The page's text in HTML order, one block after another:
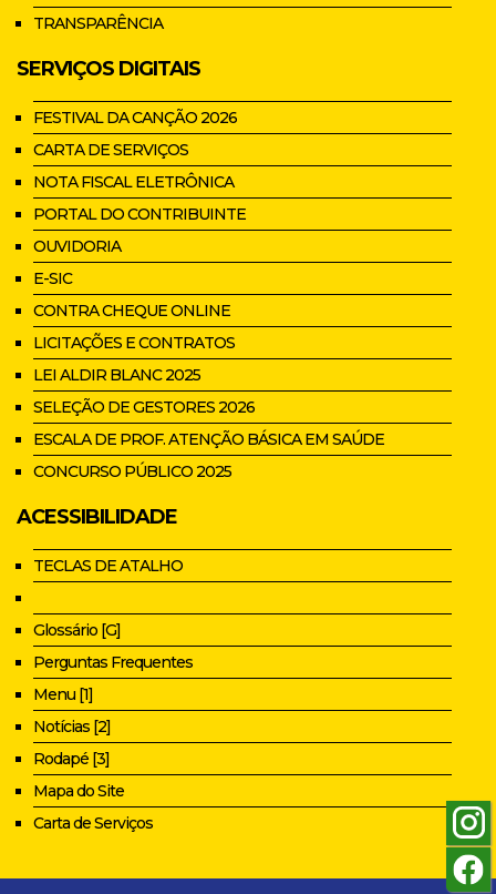
TRANSPARÊNCIA
SERVIÇOS DIGITAIS
FESTIVAL DA CANÇÃO 2026
CARTA DE SERVIÇOS
NOTA FISCAL ELETRÔNICA
PORTAL DO CONTRIBUINTE
OUVIDORIA
E-SIC
CONTRA CHEQUE ONLINE
LICITAÇÕES E CONTRATOS
LEI ALDIR BLANC 2025
SELEÇÃO DE GESTORES 2026
ESCALA DE PROF. ATENÇÃO BÁSICA EM SAÚDE
CONCURSO PÚBLICO 2025
ACESSIBILIDADE
TECLAS DE ATALHO
Glossário [G]
Perguntas Frequentes
Menu [1]
Notícias [2]
Rodapé [3]
Mapa do Site
Carta de Serviços